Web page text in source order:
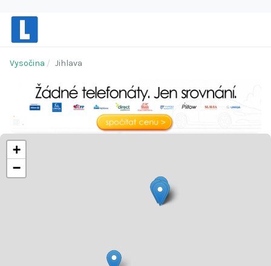
Vysočina Jihlava
+
−